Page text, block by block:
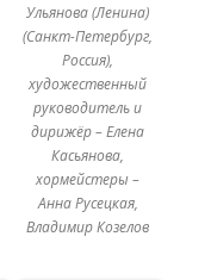
Ульянова (Ленина)
(Санкт-Петербург,
Россия),
художественный
руководитель и
дирижёр – Елена
Касьянова,
хормейстеры –
Анна Русецкая,
Владимир Козелов